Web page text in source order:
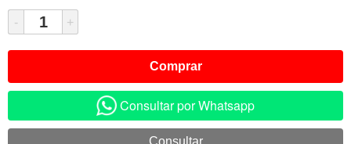
- +
Consultar por Whatsapp